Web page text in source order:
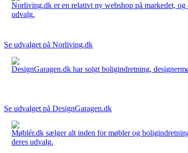
Norliving.dk er en relativt ny webshop på markedet,
udvalg.
Se udvalget på Norliving.dk
DesignGaragen.dk har solgt boligindretning,
Se udvalget på DesignGaragen.dk
Møblér.dk sælger alt inden for møbler og
deres udvalg.